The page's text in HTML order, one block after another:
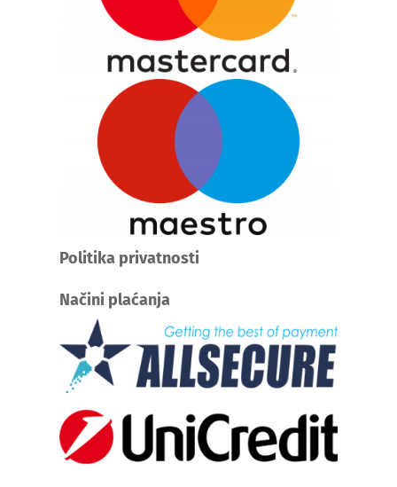
Politika privatnosti
Načini plaćanja